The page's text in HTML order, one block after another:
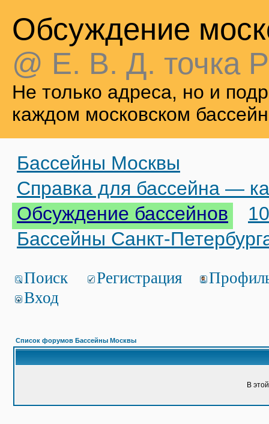
Обсуждение
@ Е. В. Д. точка
Не только адреса, но и
каждом московском
Бассейны Москвы
Справка для бассейна —
Обсуждение бассейнов
Бассейны Санкт-
Поиск Регистрация
Вход
Список форумов Бассейны Москвы
В